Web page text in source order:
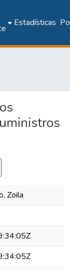
Estadísticas
Zoila